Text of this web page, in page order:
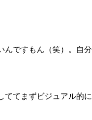
んですもん（笑）。自分
ててまずビジュアル的に